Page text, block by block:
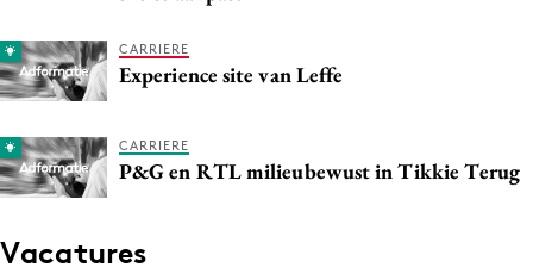
CARRIERE
Experience site van Leffe
CARRIERE
P&G en RTL milieubewust in Tikkie Terug
Vacatures